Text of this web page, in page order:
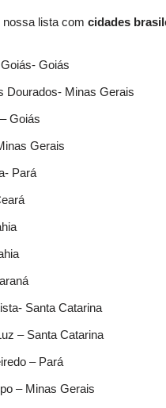
lista com cidades
Goiás
Dourados- Minas Gerais
Goiás
Gerais
Pará
Santa Catarina
– Santa Catarina
– Pará
– Minas Gerais